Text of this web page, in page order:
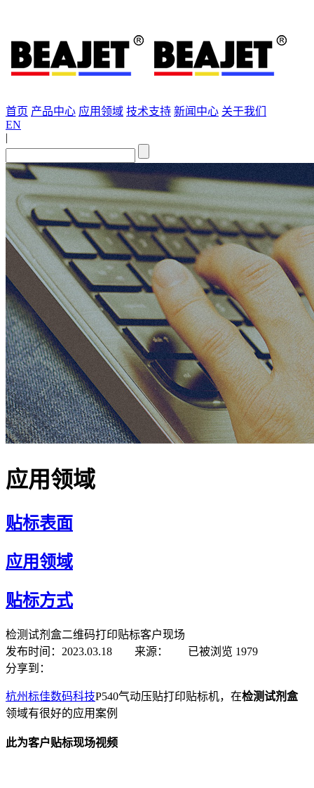
首页 产品中心 应用领域 技术支持 新闻中心 关于我们
EN
|
应用领域
贴标表面
应用领域
贴标方式
检测试剂盒二维码打印贴标客户现场
发布时间：2023.03.18 来源：
已被浏览 1979
分享到：
杭州标佳数码科技P540气动压贴打印贴标机，在检测试剂盒
领域有很好的应用案例
此为客户贴标现场视频